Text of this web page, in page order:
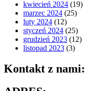
kwiecień 2024 (19)
marzec 2024 (25)
luty 2024 (12)
styczeń 2024 (25)
grudzień 2023 (12)
listopad 2023 (3)
Kontakt z nami: